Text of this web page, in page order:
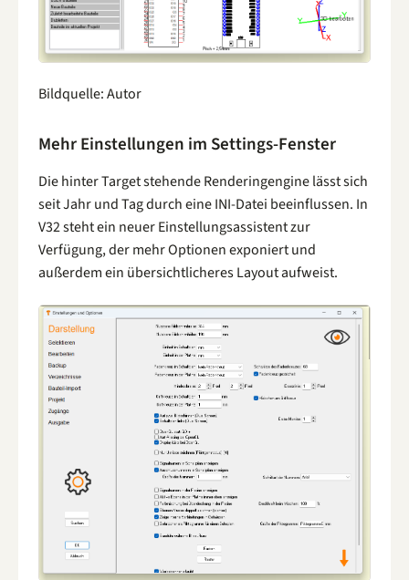
Bildquelle: Autor
Mehr Einstellungen im Settings-Fenster
Die hinter Target stehende Renderingengine lässt sich
seit Jahr und Tag durch eine INI-Datei beeinflussen. In
V32 steht ein neuer Einstellungsassistent zur
Verfügung, der mehr Optionen exponiert und
außerdem ein übersichtlicheres Layout aufweist.